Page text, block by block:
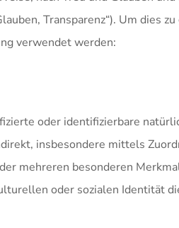
Transparenz“). Um dies
verwendet werden:
oder identifizierbare
insbesondere mittels
mehreren besonderen
oder sozialen Identität